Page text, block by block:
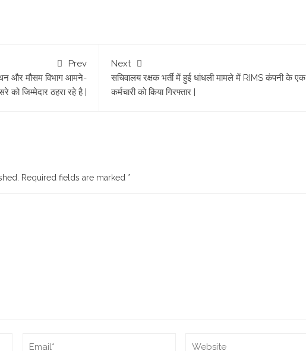
Prev
और मौसम विभाग आमने-
को जिम्मेदार ठहरा रहे है |
Next
सचिवालय रक्षक भर्ती में हुई धांधली मामले में RIMS कंपनी के एक
कर्मचारी को किया गिरफ्तार |
Required fields are marked *